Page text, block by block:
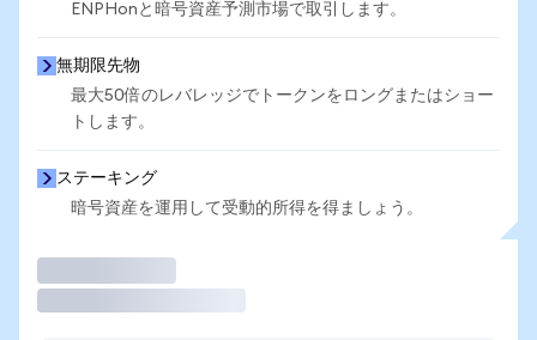
ENPHonと暗号資産予測市場で取引します。
無期限先物
最大50倍のレバレッジでトークンをロングまたはショー
トします。
ステーキング
暗号資産を運用して受動的所得を得ましょう。